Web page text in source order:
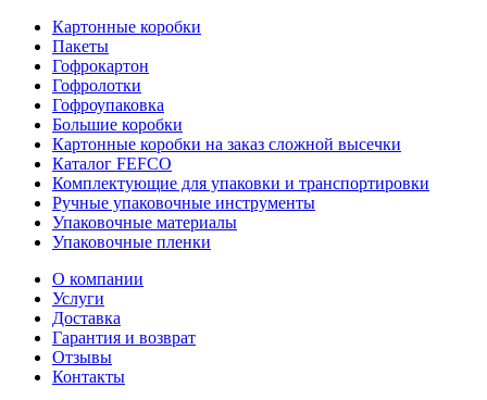
Картонные коробки
Пакеты
Гофрокартон
Гофролотки
Гофроупаковка
Большие коробки
Картонные коробки на заказ сложной высечки
Каталог FEFCO
Комплектующие для упаковки и транспортировки
Ручные упаковочные инструменты
Упаковочные материалы
Упаковочные пленки
О компании
Услуги
Доставка
Гарантия и возврат
Отзывы
Контакты